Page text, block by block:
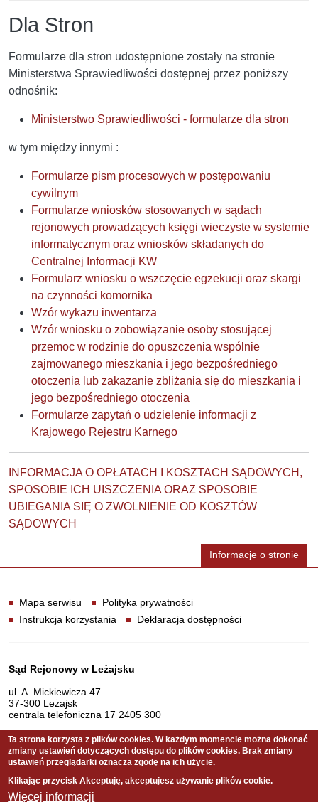
Dla Stron
Formularze dla stron udostępnione zostały na stronie
Ministerstwa Sprawiedliwości dostępnej przez poniższy
odnośnik:
Ministerstwo Sprawiedliwości - formularze dla stron
w tym między innymi :
Formularze pism procesowych w postępowaniu
cywilnym
Formularze wniosków stosowanych w sądach
rejonowych prowadzących księgi wieczyste w systemie
informatycznym oraz wniosków składanych do
Centralnej Informacji KW
Formularz wniosku o wszczęcie egzekucji oraz skargi
na czynności komornika
Wzór wykazu inwentarza
Wzór wniosku o zobowiązanie osoby stosującej
przemoc w rodzinie do opuszczenia wspólnie
zajmowanego mieszkania i jego bezpośredniego
otoczenia lub zakazanie zbliżania się do mieszkania i
jego bezpośredniego otoczenia
Formularze zapytań o udzielenie informacji z
Krajowego Rejestru Karnego
INFORMACJA O OPŁATACH I KOSZTACH SĄDOWYCH,
SPOSOBIE ICH UISZCZENIA ORAZ SPOSOBIE
UBIEGANIA SIĘ O ZWOLNIENIE OD KOSZTÓW
SĄDOWYCH
Informacje o stronie
Mapa serwisu
Polityka prywatności
Instrukcja korzystania
Deklaracja dostępności
Dane teleadresowe
Sąd Rejonowy w Leżajsku
ul. A. Mickiewicza 47
37-300 Leżajsk
centrala telefoniczna 17 2405 300
Serwis pełni funkcję strony Biuletynu Informacji Publicznej
Ta strona korzysta z plików cookies. W każdym momencie można dokonać
zmiany ustawień dotyczących dostępu do plików cookies. Brak zmiany
ustawień przeglądarki oznacza zgodę na ich użycie.
Klikając przycisk Akceptuję, akceptujesz używanie plików cookie.
Więcej informacji